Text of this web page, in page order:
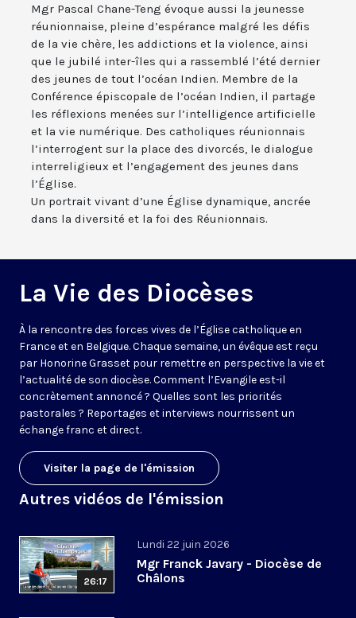
Mgr Pascal Chane-Teng évoque aussi la jeunesse
réunionnaise, pleine d’espérance malgré les défis
de la vie chère, les addictions et la violence, ainsi
que le jubilé inter-îles qui a rassemblé l’été dernier
des jeunes de tout l’océan Indien. Membre de la
Conférence épiscopale de l’océan Indien, il partage
les réflexions menées sur l’intelligence artificielle
et la vie numérique. Des catholiques réunionnais
l’interrogent sur la place des divorcés, le dialogue
interreligieux et l’engagement des jeunes dans
l’Église.
Un portrait vivant d’une Église dynamique, ancrée
dans la diversité et la foi des Réunionnais.
La Vie des Diocèses
À la rencontre des forces vives de l’Église catholique en
France et en Belgique. Chaque semaine, un évêque est reçu
par Honorine Grasset pour remettre en perspective la vie et
l’actualité de son diocèse. Comment l’Evangile est-il
concrètement annoncé ? Quelles sont les priorités
pastorales ? Reportages et interviews nourrissent un
échange franc et direct.
Visiter la page de l'émission
Autres vidéos de l'émission
26:17
Lundi 22 juin 2026
Mgr Franck Javary - Diocèse de
Châlons